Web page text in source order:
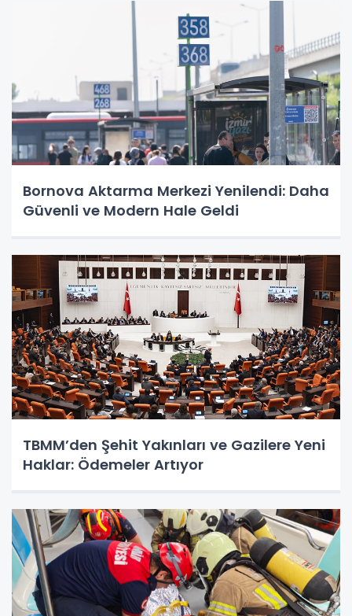
Bornova Aktarma Merkezi Yenilendi: Daha
Güvenli ve Modern Hale Geldi
TBMM’den Şehit Yakınları ve Gazilere Yeni
Haklar: Ödemeler Artıyor